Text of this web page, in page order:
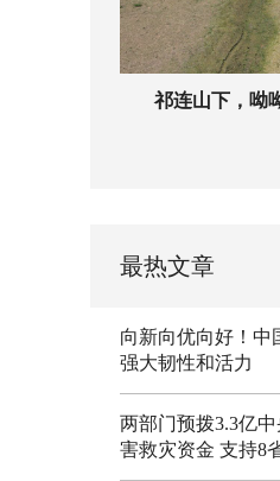
祁连山下，呦
最热文章
向新向优向好！中
强大韧性和活力
两部门预拨3.3亿
害救灾资金 支持8